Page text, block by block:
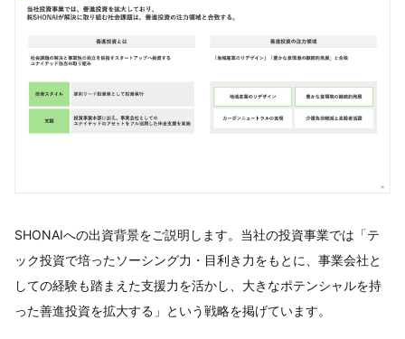
SHONAIへの出資背景をご説明します。当社の投資事業では「テ
ック投資で培ったソーシング力・目利き力をもとに、事業会社と
しての経験も踏まえた支援力を活かし、大きなポテンシャルを持
った善進投資を拡大する」という戦略を掲げています。